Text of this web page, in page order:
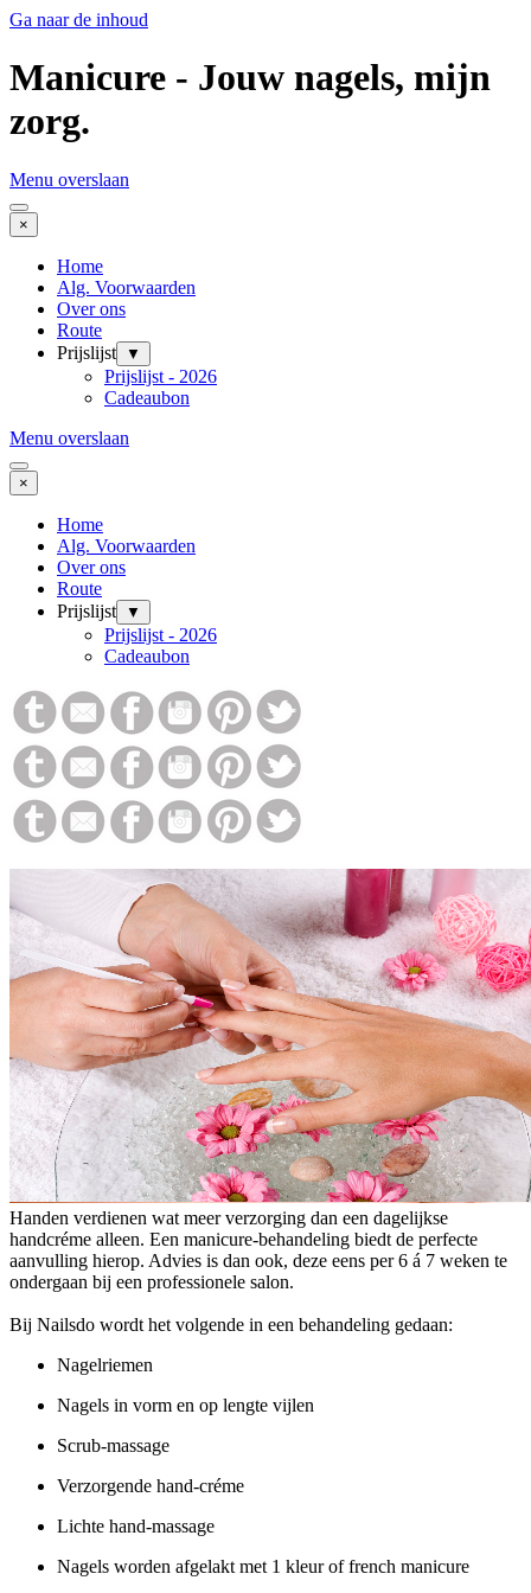
Ga naar de inhoud
Manicure - Jouw nagels, mijn
zorg.
Menu overslaan
×
Home
Alg. Voorwaarden
Over ons
Route
Prijslijst
▼
Prijslijst - 2026
Cadeaubon
Menu overslaan
×
Home
Alg. Voorwaarden
Over ons
Route
Prijslijst
▼
Prijslijst - 2026
Cadeaubon
Handen verdienen wat meer verzorging dan een dagelijkse
handcréme alleen. Een manicure-behandeling biedt de perfecte
aanvulling hierop. Advies is dan ook, deze eens per 6 á 7 weken te
ondergaan bij een professionele salon.
Bij Nailsdo wordt het volgende in een behandeling gedaan:
Nagelriemen
Nagels in vorm en op lengte vijlen
Scrub-massage
Verzorgende hand-créme
Lichte hand-massage
Nagels worden afgelakt met 1 kleur of french manicure